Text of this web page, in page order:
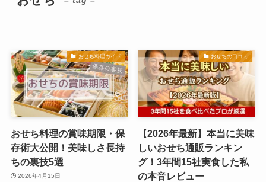
おせち料理ガイド
おせち料理の賞味期限・保
存術大公開！美味しさ長持
ちの裏技5選
2026年4月15日
おせちの口コミ
【2026年最新】本当に美味
しいおせち通販ランキン
グ！3年間15社実食した私
の本音レビュー